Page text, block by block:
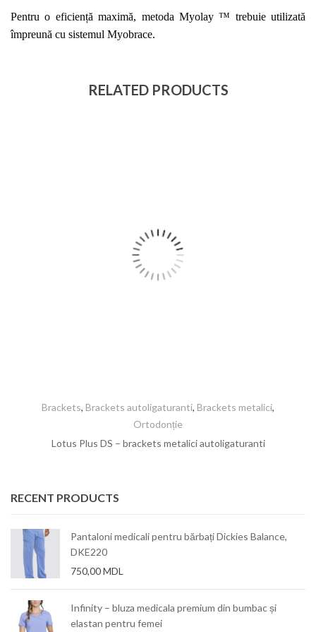
Pentru o eficiență maximă, metoda Myolay ™ trebuie utilizată
împreună cu sistemul Myobrace.
RELATED PRODUCTS
Brackets, Brackets autoligaturanti, Brackets metalici,
Ortodonție
Lotus Plus DS – brackets metalici autoligaturanti
RECENT PRODUCTS
Pantaloni medicali pentru bărbați Dickies Balance,
DKE220
750,00MDL
Infinity – bluza medicala premium din bumbac și
elastan pentru femei